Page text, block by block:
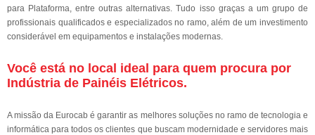
para Plataforma, entre outras alternativas. Tudo isso graças a um grupo de
profissionais qualificados e especializados no ramo, além de um investimento
considerável em equipamentos e instalações modernas.
Você está no local ideal para quem procura por
Indústria de Painéis Elétricos.
A missão da Eurocab é garantir as melhores soluções no ramo de tecnologia e
informática para todos os clientes que buscam modernidade e servidores mais